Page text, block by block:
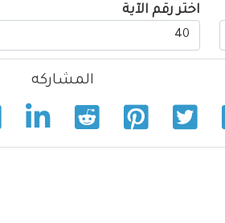
اختر رقم الآية
المشاركه